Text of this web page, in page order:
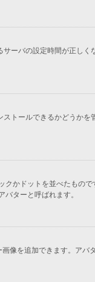
ーバの設定時間が正し
トールできるかどうか
かドットを並べたもの
ターと呼ばれます。
像を追加できます。ア